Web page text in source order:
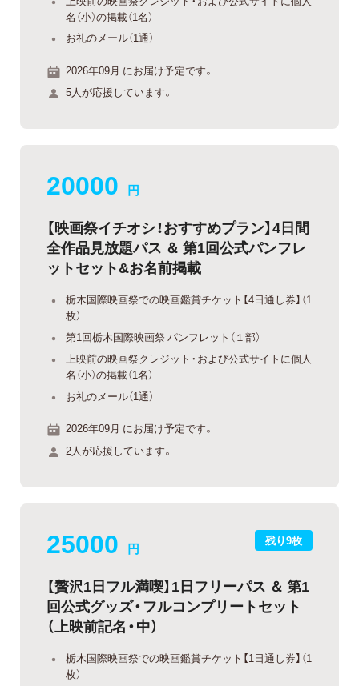
名（小）の掲載（1名）
お礼のメール（1通）
2026年09月 にお届け予定です。
5人が応援しています。
20000 円
【映画祭イチオシ！おすすめプラン】4日間
全作品見放題パス ＆ 第1回公式パンフレ
ットセット&お名前掲載
栃木国際映画祭での映画鑑賞チケット【4日通し券】（1
枚）
第1回栃木国際映画祭 パンフレット（１部）
上映前の映画祭クレジット・および公式サイトに個人
名（小）の掲載（1名）
お礼のメール（1通）
2026年09月 にお届け予定です。
2人が応援しています。
残り9枚
25000 円
【贅沢1日フル満喫】1日フリーパス ＆ 第1
回公式グッズ・フルコンプリートセット
（上映前記名・中）
栃木国際映画祭での映画鑑賞チケット【1日通し券】（1
枚）